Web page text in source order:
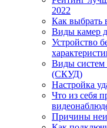
2022
Как выбрать
Виды камер
Устройство
Виды систем
(СКУД)
Настройка
Что из себя
Причины